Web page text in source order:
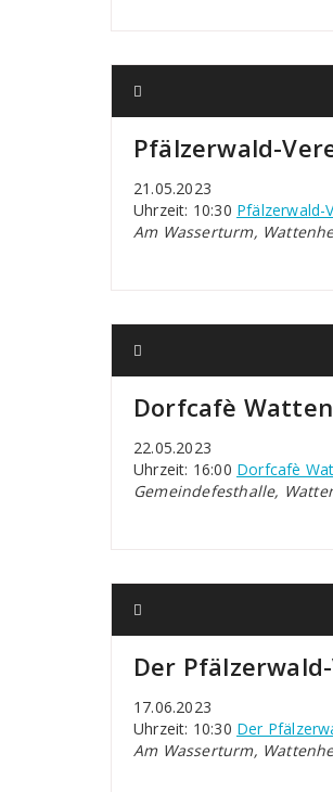
Pfälzerwald-
21.05.2023
Uhrzeit: 10:30 Pfälzerwald-
Am Wasserturm,
Dorfcafè
22.05.2023
Uhrzeit: 16:00 Dorfcafè
Gemeindefesthalle,
Der
17.06.2023
Uhrzeit: 10:30 Der
Am Wasserturm,